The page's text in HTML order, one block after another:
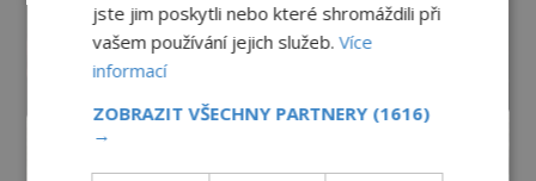
jste jim poskytli nebo které shromáždili při
vašem používání jejich služeb.Více
informací
ZOBRAZIT VŠECHNY PARTNERY (1616)
→